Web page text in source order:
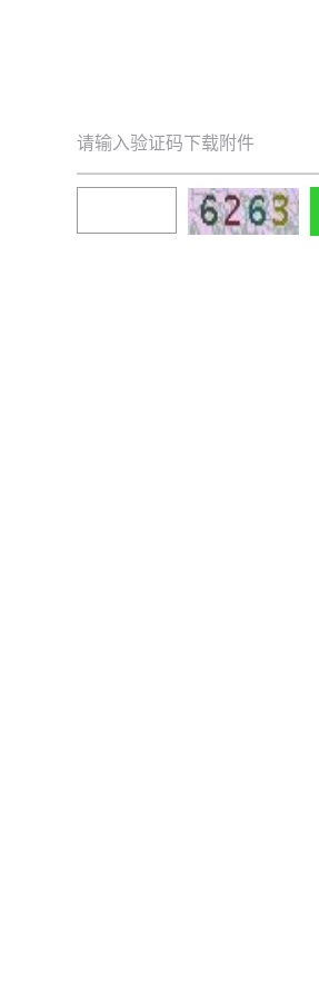
请输入验证码下载附件